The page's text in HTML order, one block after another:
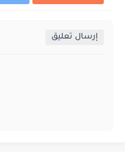
إرسال تعليق